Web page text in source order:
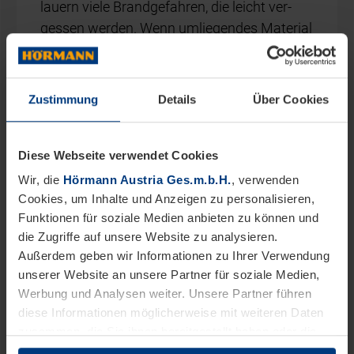
Zustimmung Details Über Cookies
Diese Webseite verwendet Cookies
Wir, die Hörmann Austria Ges.m.b.H., verwenden
Cookies, um Inhalte und Anzeigen zu personalisieren,
Funktionen für soziale Medien anbieten zu können und
die Zugriffe auf unsere Website zu analysieren.
Außerdem geben wir Informationen zu Ihrer Verwendung
unserer Website an unsere Partner für soziale Medien,
Werbung und Analysen weiter. Unsere Partner führen
diese Informationen möglicherweise mit weiteren Daten
sie im Rahmen Ihrer Nutzung der Dienste gesammelt
lau­ern vie­le Brand­ge­fah­ren, die leicht ver­
ges­sen wer­den. Wenn um­lie­gen­des Ma­te­ri­al
Feu­er ge­fan­gen hat, kann es sich schnel­ler